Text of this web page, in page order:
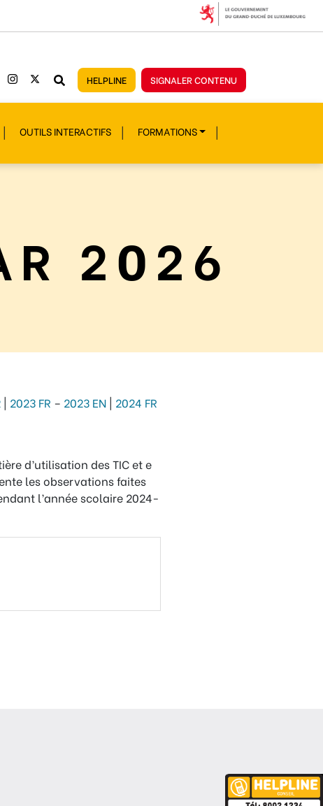
HELPLINE SIGNALER CONTENU
OUTILS INTERACTIFS FORMATIONS
2026
| 2023 FR – 2023 EN| 2024 FR
d’utilisation des TIC et e
les observations faites
l’année scolaire 2024-